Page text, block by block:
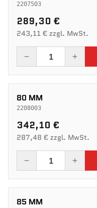
2207503
289,30 €
243,11 € zzgl. MwSt.
80 MM
2208003
342,10 €
287,48 € zzgl. MwSt.
85 MM